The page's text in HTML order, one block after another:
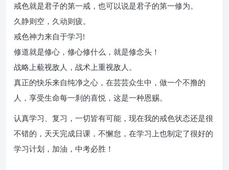
戒色就是君子的第一戒，也可以说是君子的第一修为。
久静则空，久动则疲。
戒色神力来自于学习!
修道就是修心，修心修什么，就是修念头！
战略上藐视敌人，战术上重视敌人。
真正的快乐来自纯净之心，在芸芸众生中，做一个不撸的
人，享受生命每一刹的喜悦，这是一种恩赐。
认真学习、复习，一切皆有可能，现在我的戒色状态还是很
不错的，天天完成日课，不懈怠，在学习上也制定了很好的
学习计划，加油，中考必胜！